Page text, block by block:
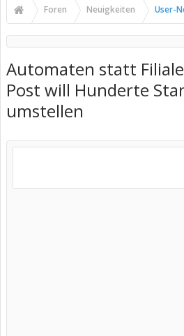
Foren Neuigkeiten User-
Automaten statt
Post will Hunderte
umstellen